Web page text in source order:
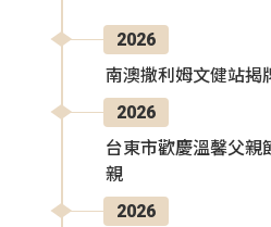
2026
南澳撒利姆文健站揭
2026
台東市歡慶溫馨父親
親
2026